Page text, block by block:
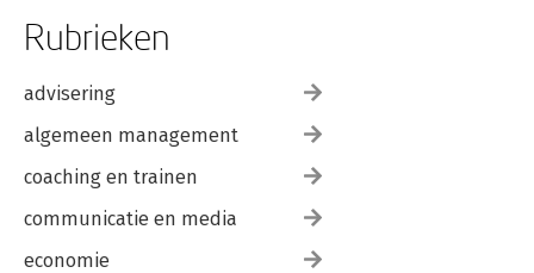
Rubrieken
advisering
algemeen management
coaching en trainen
communicatie en media
economie